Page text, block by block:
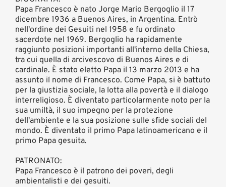
Papa Francesco è nato Jorge Mario Bergoglio il 17
dicembre 1936 a Buenos Aires, in Argentina. Entrò
nell'ordine dei Gesuiti nel 1958 e fu ordinato
sacerdote nel 1969. Bergoglio ha rapidamente
raggiunto posizioni importanti all'interno della Chiesa,
tra cui quella di arcivescovo di Buenos Aires e di
cardinale. È stato eletto Papa il 13 marzo 2013 e ha
assunto il nome di Francesco. Come Papa, si è battuto
per la giustizia sociale, la lotta alla povertà e il dialogo
interreligioso. È diventato particolarmente noto per la
sua umiltà, il suo impegno per la protezione
dell'ambiente e la sua posizione sulle sfide sociali del
mondo. È diventato il primo Papa latinoamericano e il
primo Papa gesuita.
PATRONATO:
Papa Francesco è il patrono dei poveri, degli
ambientalisti e dei gesuiti.